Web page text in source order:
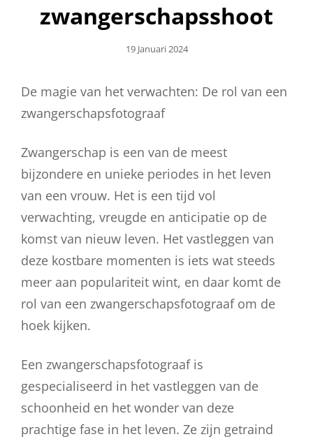
zwangerschapsshoot
Geplaatst
19 Januari 2024
De magie van het verwachten: De rol van een
zwangerschapsfotograaf
Zwangerschap is een van de meest
bijzondere en unieke periodes in het leven
van een vrouw. Het is een tijd vol
verwachting, vreugde en anticipatie op de
komst van nieuw leven. Het vastleggen van
deze kostbare momenten is iets wat steeds
meer aan populariteit wint, en daar komt de
rol van een zwangerschapsfotograaf om de
hoek kijken.
Een zwangerschapsfotograaf is
gespecialiseerd in het vastleggen van de
schoonheid en het wonder van deze
prachtige fase in het leven. Ze zijn getraind